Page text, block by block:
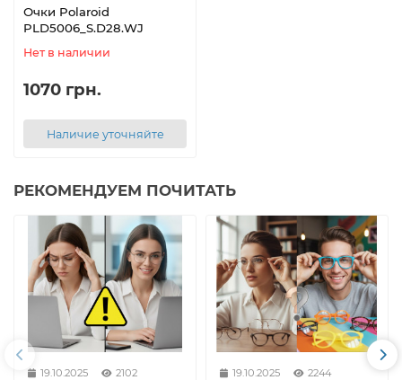
Очки Polaroid
PLD5006_S.D28.WJ
Нет в наличии
1070 грн.
Наличие уточняйте
РЕКОМЕНДУЕМ ПОЧИТАТЬ
19.10.2025 2102 19.10.2025 2244